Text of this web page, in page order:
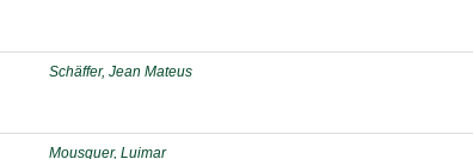
Schäffer, Jean Mateus
Mousquer, Luimar